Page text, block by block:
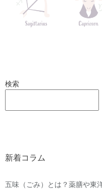
検索
新着コラム
五味（ごみ）とは？薬膳や東